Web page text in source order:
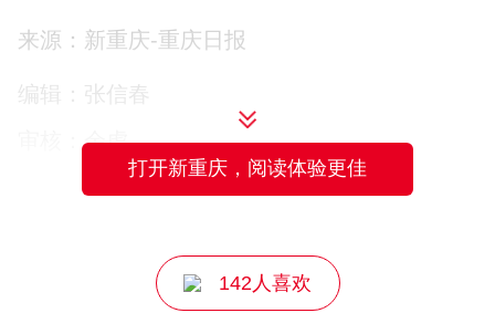
联动机制，精准梳理推送市、区两级节能
环保产业扶持政策，主动对接重庆科技大
学，助力企业搭建产学研合作桥梁。
如今，臻焱科技已与重庆科技大学共建了
项，斩获专利44项。2025年，企业年产值
突破1.7亿元，成功成长为节能环保产业
来源：新重庆-重庆日报
编辑：张信春
审核：余虎
主编：张珺
打开新重庆，阅读体验更佳
142人喜欢